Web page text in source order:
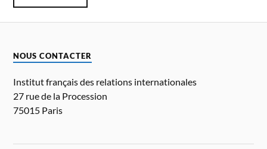
NOUS CONTACTER
Institut français des relations internationales
27 rue de la Procession
75015 Paris